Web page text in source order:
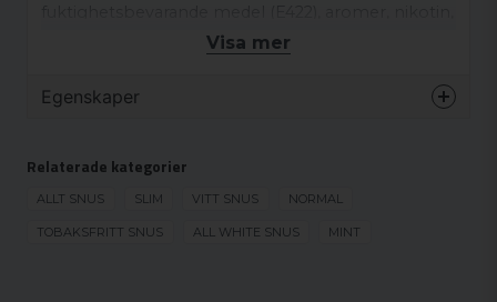
surhetsreglerande medel (E500).
Visa mer
Egenskaper
Smak
Format
Slim
Styrka
Stark
Relaterade kategorier
ALLT SNUS SLIM VITT SNUS NORMAL
TOBAKSFRITT SNUS ALL WHITE SNUS MINT